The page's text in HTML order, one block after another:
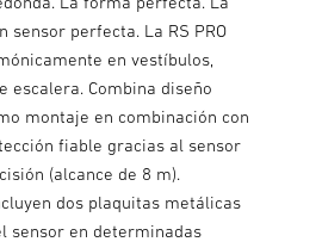
perfecta. La RS PRO
en vestíbulos,
escalera. Combina diseño
montaje en combinación con
fiable gracias al sensor
(alcance de 8 m).
dos plaquitas metálicas
sensor en determinadas